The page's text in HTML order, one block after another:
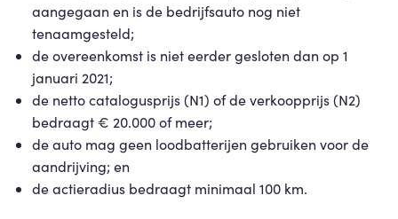
aangegaan en is de bedrijfsauto nog niet
tenaamgesteld;
de overeenkomst is niet eerder gesloten dan op 1
januari 2021;
de netto catalogusprijs (N1) of de verkoopprijs (N2)
bedraagt € 20.000 of meer;
de auto mag geen loodbatterijen gebruiken voor de
aandrijving; en
de actieradius bedraagt minimaal 100 km.